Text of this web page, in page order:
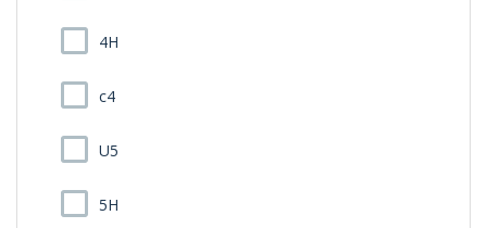
4H
c4
U5
5H